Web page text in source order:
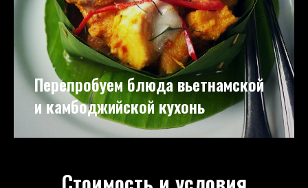
Перепробуем блюда вьетнамской
и камбоджийской кухонь